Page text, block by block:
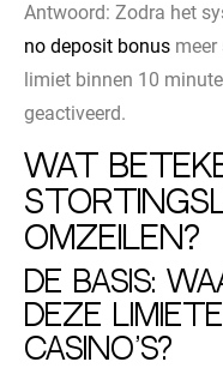
Antwoord: Zodra het
no deposit bonus
limiet binnen 10
geactiveerd.
Wat
omzeilen?
De basis:
deze
casino’s?